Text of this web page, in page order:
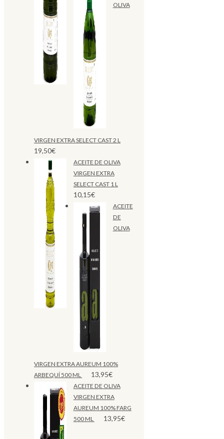
OLIVA
VIRGEN EXTRA SELECT CAST 2 L
19,50€
ACEITE DE OLIVA
VIRGEN EXTRA
SELECT CAST 1 L
10,15€
ACEITE
DE
OLIVA
VIRGEN EXTRA AUREUM 100%
ARBEQUÍ 500 ML
13,95€
ACEITE DE OLIVA
VIRGEN EXTRA
AUREUM 100% FARG
500 ML
13,95€